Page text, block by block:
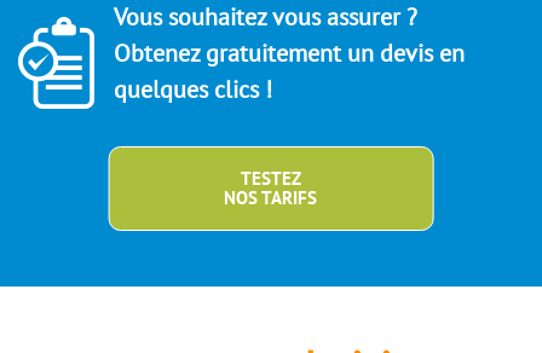
Vous souhaitez vous assurer ?
Obtenez gratuitement un devis en
quelques clics !
TESTEZ
NOS TARIFS